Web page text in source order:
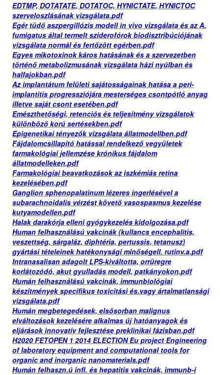
EDTMP, DOTATATE, DOTATOC, HYNICTATE, HYNICTOC
szerveloszlásának vizsgálata.pdf
Egér tüdő aszpergillózis modell in vivo vizsgálata és az A.
fumigatus által termelt sziderofórok biodisztribúciójának
vizsgálata normál és fertőzött egérben.pdf
Egyes mikotoxinok káros hatásának és a szervezetben
történő metabolizmusának vizsgálata házi nyúlban és
halfajokban.pdf
Az implantátum felületi sajátosságainak hatása a peri-
implantitis progressziójára mesterséges csontpótló anyag
iIIetve saját csont esetében.pdf
Emészthetőségi, retenciós és teljesítmény vizsgálatok
különböző korú sertésekben.pdf
Epigenetikai tényezők vizsgálata állatmodellben.pdf
Fájdalomcsillapító hatással rendelkező vegyületek
farmakológiai jellemzése krónikus fájdalom
állatmodelleken.pdf
Farmakológiai beavatkozások az iszkémiás retina
kezelésében.pdf
Ganglion sphenopalatinum lézeres ingerlésével a
subarachnoidalis vérzést követő vasospasmus kezelése
kutyamodellen.pdf
Halak darakórja elleni gyógykezelés kidolgozása.pdf
Human felhasználású vakcinák (kullancs encephalitis,
veszettség, sárgaláz, diphtéria, pertussis, tetanusz)
gyártási tételeinek hatékonysági minőségell. rutinv.a.pdf
Intranasalisan adagolt LPS-kiváltotta, orrüregre
korlátozódó, akut gyulladás modell, patkányokon.pdf
Humán felhasználású vakcinák, immunbiológiai
készítmények specifikus toxicitási és.vagy ártalmatlansági
vizsgálata.pdf
Humán megbetegedések, elsősorban malignus
elváltozások kezelésére alkalmas új hatóanyagok és
eljárások innovatív fejlesztése preklinikai fázisban.pdf
H2020 FETOPEN 1 2014 ELECTION Eu project Engineering
of laboratory equipment and computational tools for
organic and inorganic nanomaterials.pdf
Humán felhaszn.ú infl. és hepatitis vakcinák, immunb-i